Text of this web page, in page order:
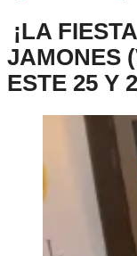
¡LA
JAMONES
ESTE 25 Y